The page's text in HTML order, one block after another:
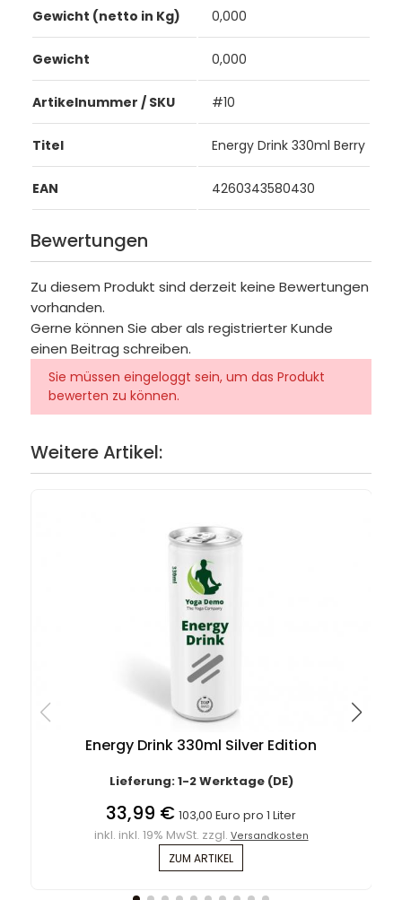
Gewicht (netto in Kg) 0,000
Gewicht 0,000
Artikelnummer / SKU #10
Titel Energy Drink 330ml Berry
EAN 4260343580430
Bewertungen
Zu diesem Produkt sind derzeit keine Bewertungen
vorhanden.
Gerne können Sie aber als registrierter Kunde
einen Beitrag schreiben.
Sie müssen eingeloggt sein, um das Produkt
bewerten zu können.
Weitere Artikel:
Energy Drink 330ml Silver Edition
Lieferung: 1-2 Werktage (DE)
33,99 € 103,00 Euro pro 1 Liter
inkl. inkl. 19% MwSt. zzgl. Versandkosten
ZUM ARTIKEL